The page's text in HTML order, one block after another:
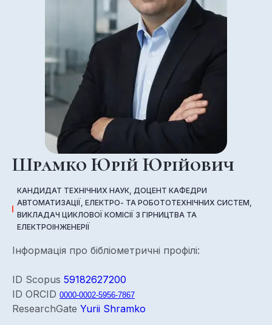
Шрамко Юрій Юрійович
КАНДИДАТ ТЕХНІЧНИХ НАУК, ДОЦЕНТ КАФЕДРИ
АВТОМАТИЗАЦІЇ, ЕЛЕКТРО- ТА РОБОТОТЕХНІЧНИХ СИСТЕМ,
ВИКЛАДАЧ ЦИКЛОВОЇ КОМІСІЇ З ГІРНИЦТВА ТА
ЕЛЕКТРОІНЖЕНЕРІЇ
Інформація про бібліометричні профілі:
ID Scopus 59182627200
ID ORCID 0000-0002-5956-7867
ResearchGate Yurii Shramko